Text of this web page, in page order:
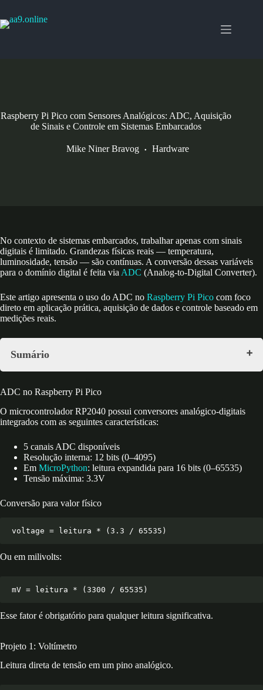
o
Raspberry Pi Pico com Sensores Analógicos: ADC, Aquisição
de Sinais e Controle em Sistemas Embarcados
Mike Niner Bravog Hardware
No contexto de sistemas embarcados, trabalhar apenas com sinais
digitais é limitado. Grandezas físicas reais — temperatura,
luminosidade, tensão — são contínuas. A conversão dessas variáveis
para o domínio digital é feita via ADC (Analog-to-Digital Converter).
Este artigo apresenta o uso do ADC no Raspberry Pi Pico com foco
direto em aplicação prática, aquisição de dados e controle baseado em
medições reais.
Sumário
Conversão para valor físico
Projeto 1: Voltímetro
Projeto 2: Sensor de Temperatura Interno
Projeto 3: Sensor TMP36 (Temperatura Externa)
Projeto 4: Controle ON/OFF por Temperatura
Projeto 6: Ohmímetro (Divisor de Tensão)
Projeto 7: Termistor (Modelo Matemático Real)
Projeto 8: Múltiplos Sensores
Aquisição de Dados
Automação
Encerramento
ADC no Raspberry Pi Pico
O microcontrolador RP2040 possui conversores analógico-digitais
integrados com as seguintes características:
5 canais ADC disponíveis
Resolução interna: 12 bits (0–4095)
Em MicroPython: leitura expandida para 16 bits (0–65535)
Tensão máxima: 3.3V
Conversão para valor físico
Ou em milivolts:
Esse fator é obrigatório para qualquer leitura significativa.
Projeto 1: Voltímetro
Leitura direta de tensão em um pino analógico.